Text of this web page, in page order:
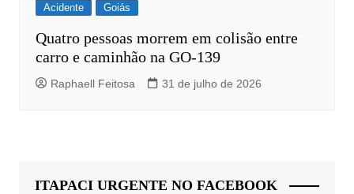
Acidente Goiás
Quatro pessoas morrem em colisão entre
carro e caminhão na GO-139
Raphaell Feitosa 31 de julho de 2026
ITAPACI URGENTE NO FACEBOOK